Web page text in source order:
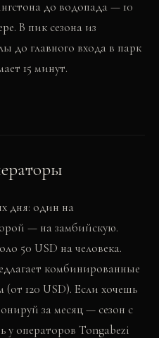
до водопада — 10
В пик сезона из
до главного входа в парк
15 минут.
дня: один на
— на замбийскую.
50 USD на человека.
комбинированные
120 USD). Если хочешь
за месяц — сезон с
у операторов Tongabezi